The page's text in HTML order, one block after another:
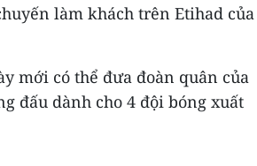
làm khách trên Etihad của
mới có thể đưa đoàn quân của
đấu dành cho 4 đội bóng xuất